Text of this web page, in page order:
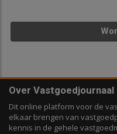
Over Vastgoedjournaal
Dit online platform voor de
elkaar brengen van
kennis in de gehele